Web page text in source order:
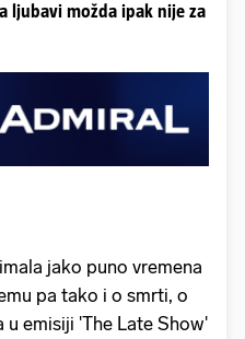
ljubavi možda ipak nije za
jako puno vremena
pa tako i o smrti, o
emisiji 'The Late Show'